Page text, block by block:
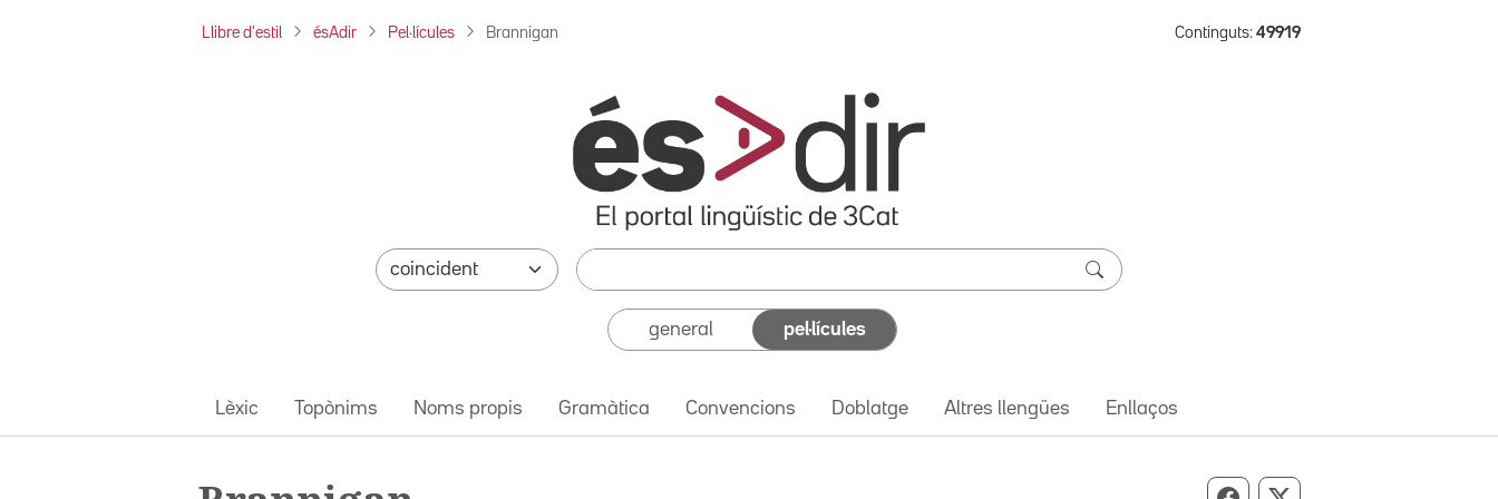
Llibre d'estil ésAdir Pel·lícules Brannigan Continguts: 49919
general pel·lícules
Lèxic Topònims Noms propis Gramàtica Convencions Doblatge Altres llengües Enllaços